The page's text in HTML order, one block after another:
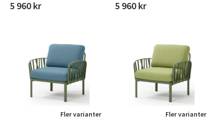
5 960 kr 5 960 kr
Fler varianter
Fler varianter